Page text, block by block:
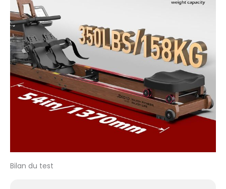
Connectez-vous à l'APP
KINOMAP pour une
séance d'entraînement
amusante, en ramant
à travers divers
paysages et scénarios
virtuels qui gardent vos
séances
d'entraînement
【Acheter JOROTO en
Bilan du test